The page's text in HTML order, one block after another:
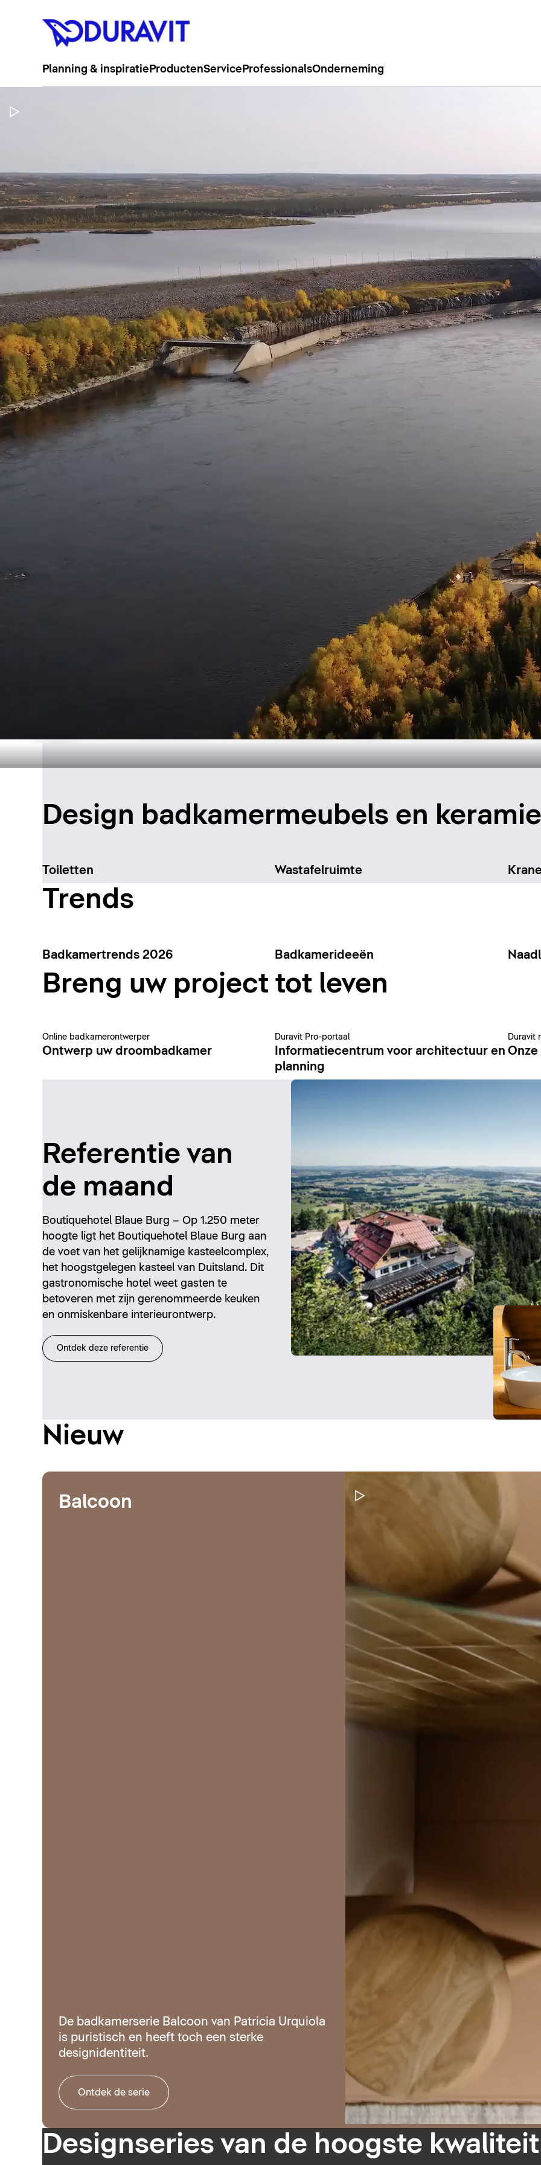
Planning & inspiratie ProductenService ProfessionalsOnderneming
Video pauzeren
Duurzame productie in
Meer informatie
Design badkamermeubels en
Toiletten Wastafelruimte
Trends
Badkamertrends 2026 Badkamerideeën
Breng uw project tot leven
Online badkamerontwerper
Ontwerp uw droombadkamer
Duravit Pro-portaal
Informatiecentrum voor architectuur en
planning
Duravit
Referentie van
de maand
Boutiquehotel Blaue Burg – Op 1.250 meter
hoogte ligt het Boutiquehotel Blaue Burg aan
de voet van het gelijknamige kasteelcomplex,
het hoogstgelegen kasteel van Duitsland. Dit
gastronomische hotel weet gasten te
betoveren met zijn gerenommeerde keuken
en onmiskenbare interieurontwerp.
Ontdek deze referentie
Nieuw
Video pauzeren
Balcoon
De badkamerserie Balcoon van Patricia Urquiola
is puristisch en heeft toch een sterke
designidentiteit.
Ontdek de serie
Designseries van de hoogste kwaliteit